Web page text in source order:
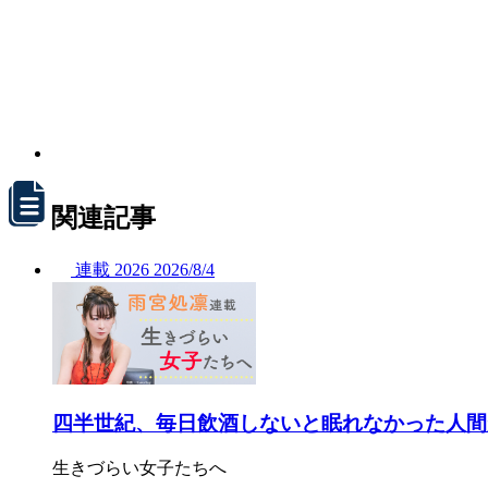
関連記事
連載 2026 2026/8/4
四半世紀、毎日飲酒しないと眠れなかった人
生きづらい女子たちへ